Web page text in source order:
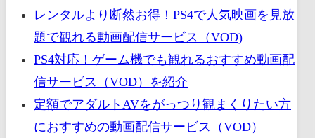
レンタルより断然お得！PS4で人気映画を見放
題で観れる動画配信サービス（VOD)
PS4対応！ゲーム機でも観れるおすすめ動画配
信サービス（VOD）を紹介
定額でアダルトAVをがっつり観まくりたい方
におすすめの動画配信サービス（VOD）